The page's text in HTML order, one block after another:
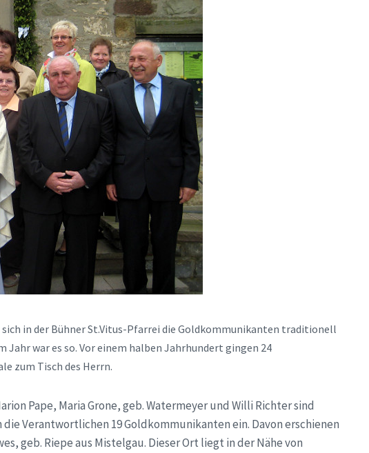
in der Bühner St.Vitus-Pfarrei die Goldkommunikanten traditionell
Jahr war es so. Vor einem halben Jahrhundert gingen 24
zum Tisch des Herrn.
Pape, Maria Grone, geb. Watermeyer und Willi Richter sind
Verantwortlichen 19 Goldkommunikanten ein. Davon erschienen
geb. Riepe aus Mistelgau. Dieser Ort liegt in der Nähe von